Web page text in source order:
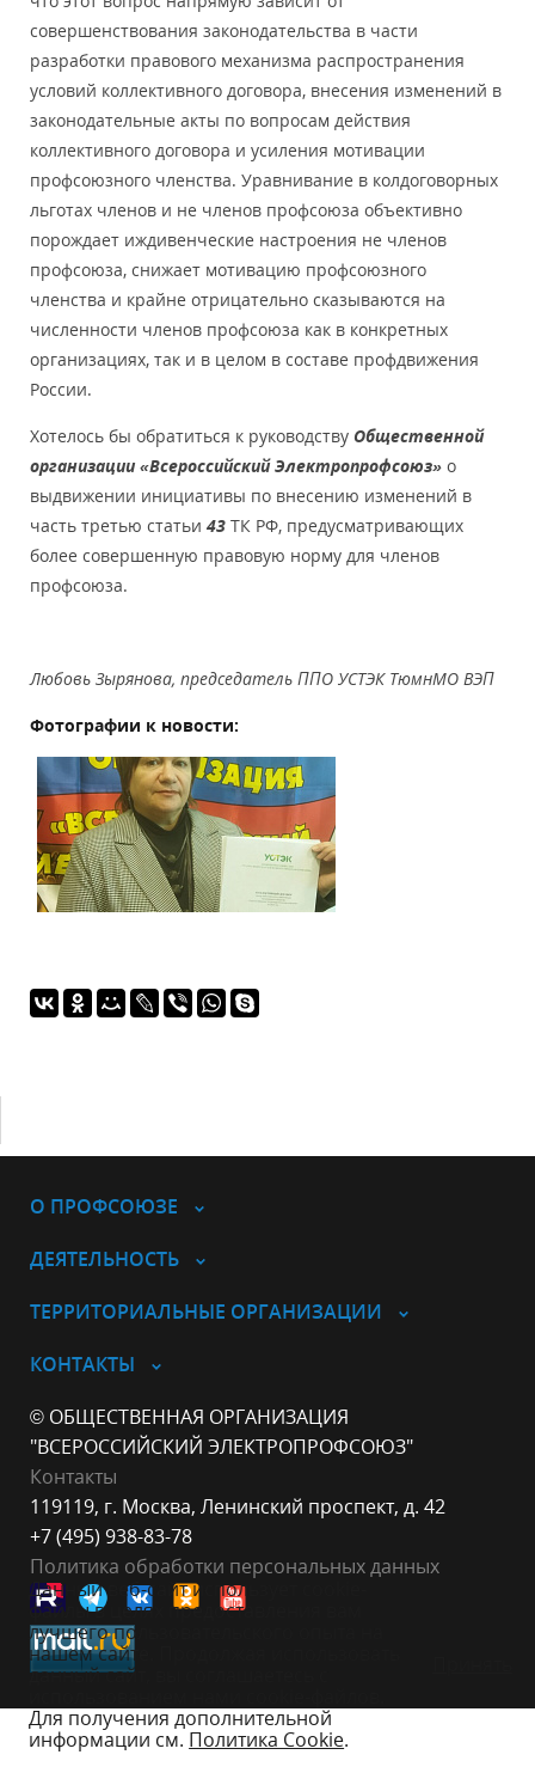
совершенствования законодательства в части
разработки правового механизма распространения
условий коллективного договора, внесения изменений в
законодательные акты по вопросам действия
коллективного договора и усиления мотивации
профсоюзного членства. Уравнивание в колдоговорных
льготах членов и не членов профсоюза объективно
порождает иждивенческие настроения не членов
профсоюза, снижает мотивацию профсоюзного
членства и крайне отрицательно сказываются на
численности членов профсоюза как в конкретных
организациях, так и в целом в составе профдвижения
России.
Хотелось бы обратиться к руководству Общественной
организации «Всероссийский Электропрофсоюз» о
выдвижении инициативы по внесению изменений в
часть третью статьи 43 ТК РФ, предусматривающих
более совершенную правовую норму для членов
профсоюза.
Любовь Зырянова, председатель ППО УСТЭК ТюмнМО ВЭП
Фотографии к новости:
О ПРОФСОЮЗЕ
ДЕЯТЕЛЬНОСТЬ
ТЕРРИТОРИАЛЬНЫЕ ОРГАНИЗАЦИИ
КОНТАКТЫ
© ОБЩЕСТВЕННАЯ ОРГАНИЗАЦИЯ
"ВСЕРОССИЙСКИЙ ЭЛЕКТРОПРОФСОЮЗ"
Контакты
119119, г. Москва, Ленинский проспект, д. 42
+7 (495) 938-83-78
Политика обработки персональных данных
Данный веб-сайт использует cookie-
файлы в целях предоставления вам
лучшего пользовательского опыта на
нашем сайте. Продолжая использовать
данный сайт, вы соглашаетесь с
Для получения дополнительной
информации см. Политика Cookie.